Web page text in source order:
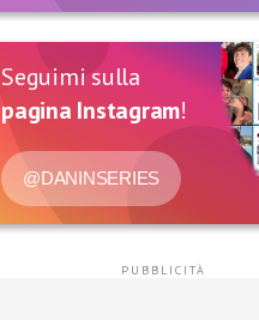
Seguimi sulla
pagina Instagram!
@DANINSERIES